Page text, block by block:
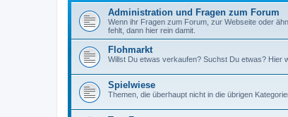
Administration und Fragen zum Forum
Wenn ihr Fragen zum Forum, zur Webseite oder
fehlt, dann hier rein damit.
Flohmarkt
Willst Du etwas verkaufen? Suchst Du etwas? Hier
Spielwiese
Themen, die überhaupt nicht in die übrigen